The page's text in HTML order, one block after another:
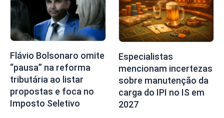
Flávio Bolsonaro omite
“pausa” na reforma
tributária ao listar
propostas e foca no
Imposto Seletivo
Especialistas
mencionam incertezas
sobre manutenção da
carga do IPI no IS em
2027